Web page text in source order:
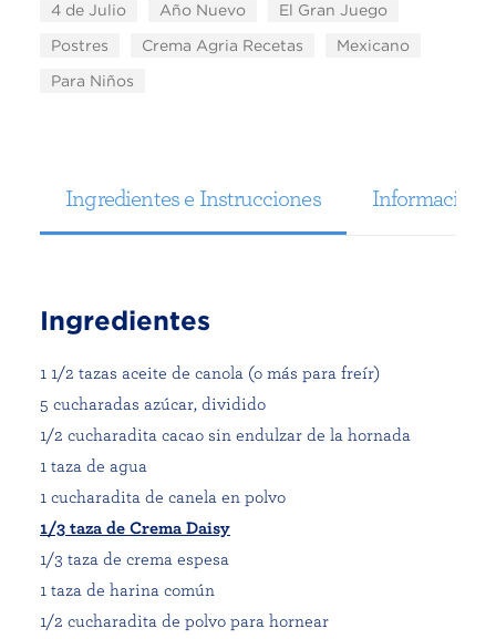
4 de Julio Año Nuevo
El Gran Juego
Postres
Crema Agria Recetas
Mexicano
Para Niños
Ingredientes e Instrucciones Información
Ingredientes
1 1/2 tazas aceite de canola (o más para freír)
5 cucharadas azúcar, dividido
1/2 cucharadita cacao sin endulzar de la hornada
1 taza de agua
1 cucharadita de canela en polvo
1/3 taza de Crema Daisy
1/3 taza de crema espesa
1 taza de harina común
1/2 cucharadita de polvo para hornear